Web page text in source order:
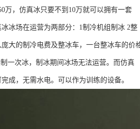
万，仿真冰只要不到10万就可以拥有一套
冰场在运营为两部分：1制冷机组制冰 2整
大的制冷电费及整冰车，一台整冰车的价
一次冰，制冰期间冰场无法运营。而仿真
成，无需水电。可以作为训练的设备。